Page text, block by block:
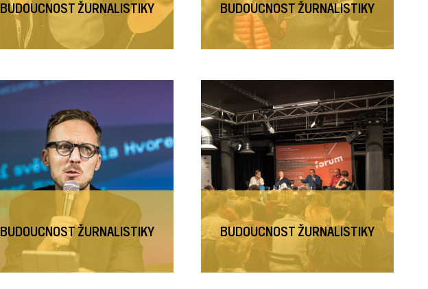
BUDOUCNOST ŽURNALISTIKY BUDOUCNOST ŽURNALISTIKY
BUDOUCNOST ŽURNALISTIKY BUDOUCNOST ŽURNALISTIKY